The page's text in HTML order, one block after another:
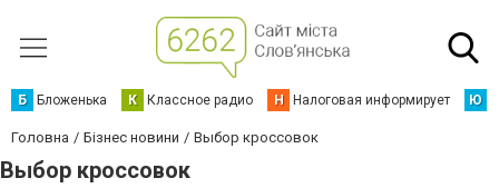
Б Бложенька К Классное радио Н Налоговая информирует Ю
Головна Бізнес новини Выбор кроссовок
Выбор кроссовок